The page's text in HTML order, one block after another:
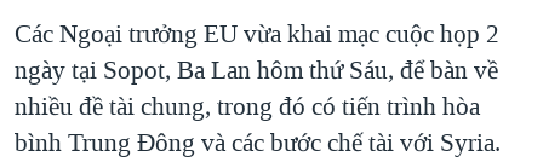
VĂN HOÁ
THỂ THAO
GIÁO DỤC
GROUND ZERO – XƯA VÀ NAY
CHI PHÍ CHIẾN TRANH AFGHANISTAN
CÁC GIÁ TRỊ CỘNG HÒA Ở VIỆT NAM
Ngôn ngữ khác
Các Ngoại trưởng EU vừa khai mạc cuộc họp 2
ngày tại Sopot, Ba Lan hôm thứ Sáu, để bàn về
nhiều đề tài chung, trong đó có tiến trình hòa
bình Trung Đông và các bước chế tài với Syria.